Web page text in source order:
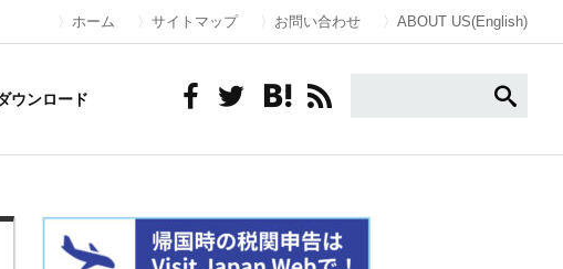
ホーム サイトマップ お問い合わせ ABOUT US(English)
ウンロード